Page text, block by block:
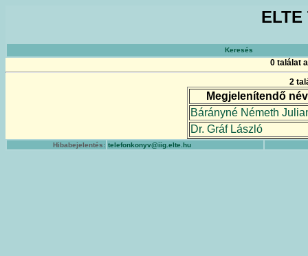
Keresés
0 találat
2
Megjelenítendő név
Bárányné Németh
Dr. Gráf László
Hibabejelentés: telefonkonyv@iig.elte.hu